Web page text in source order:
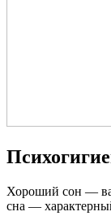
Хороший сон —
сна —